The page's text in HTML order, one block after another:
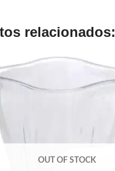
relacionados:
OUT OF STOCK